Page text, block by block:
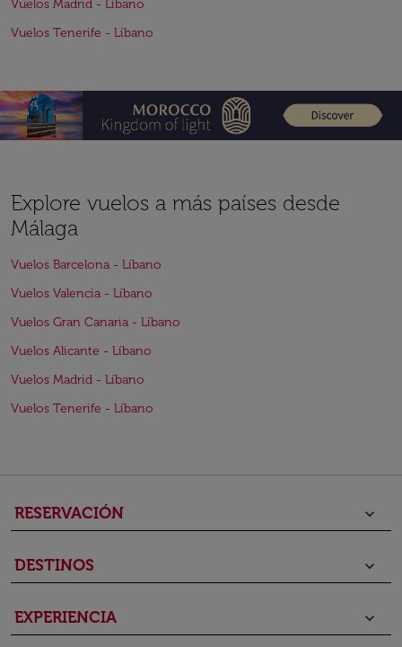
Vuelos Madrid - Líbano
Vuelos Tenerife - Líbano
Explore vuelos a más países desde
Málaga
Vuelos Barcelona - Líbano
Vuelos Valencia - Líbano
Vuelos Gran Canaria - Líbano
Vuelos Alicante - Líbano
Vuelos Madrid - Líbano
Vuelos Tenerife - Líbano
RESERVACIÓN keyboard_arrow_down
DESTINOS keyboard_arrow_down
EXPERIENCIA keyboard_arrow_down